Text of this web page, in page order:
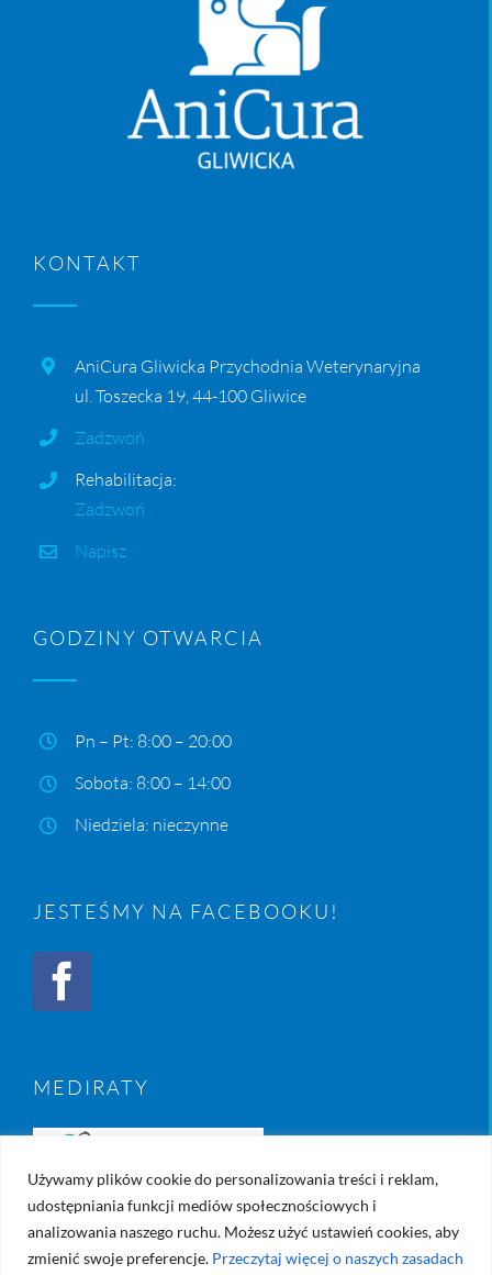
Używamy plików cookie do personalizowania treści i reklam,
udostępniania funkcji mediów społecznościowych i
analizowania naszego ruchu. Możesz użyć ustawień cookies, aby
zmienić swoje preferencje. Przeczytaj więcej o naszych zasadach
KONTAKT
AniCura Gliwicka Przychodnia Weterynaryjna
ul. Toszecka 19, 44-100 Gliwice
Zadzwoń
Rehabilitacja:
Zadzwoń
Napisz
GODZINY OTWARCIA
Pn – Pt: 8:00 – 20:00
Sobota: 8:00 – 14:00
Niedziela: nieczynne
JESTEŚMY NA FACEBOOKU!
MEDIRATY